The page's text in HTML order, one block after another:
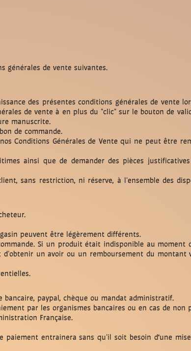
générales de vente suivantes.
des présentes conditions générales de vente
de vente à en plus du "clic" sur le bouton de
manuscrite.
de commande.
Conditions Générales de Vente qui ne peut être
ainsi que de demander des pièces
sans restriction, ni réserve, à l'ensemble des
peuvent être légèrement différents.
Si un produit était indisponible au moment
un avoir ou un remboursement du montant
paypal, chèque ou mandat administratif.
par les organismes bancaires ou en cas de non
Française.
entrainera sans qu'il soit besoin d‘une